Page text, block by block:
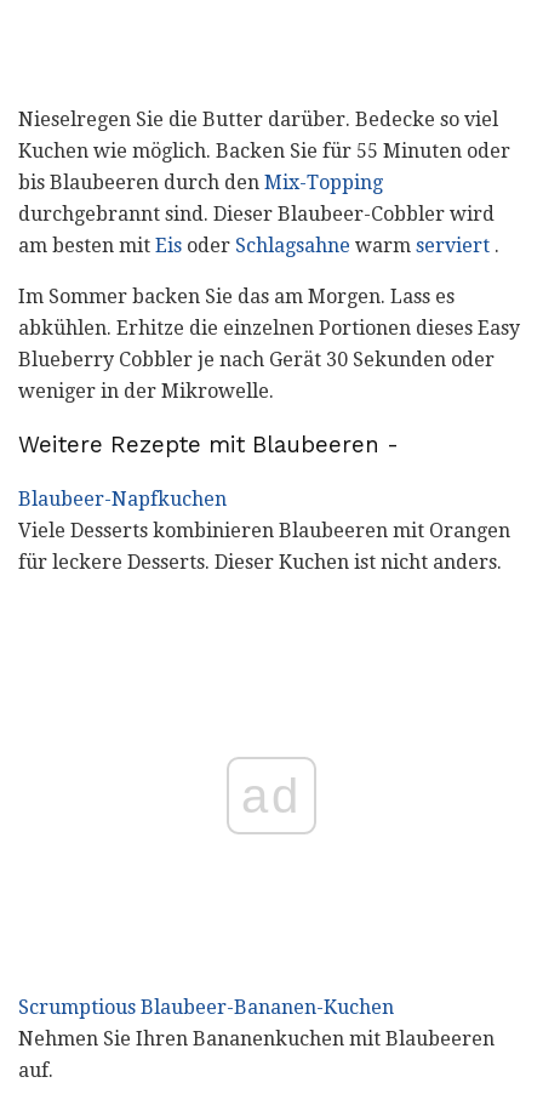
Nieselregen Sie die Butter darüber. Bedecke so viel
Kuchen wie möglich. Backen Sie für 55 Minuten oder
bis Blaubeeren durch den Mix-Topping
durchgebrannt sind. Dieser Blaubeer-Cobbler wird
am besten mit Eis oder Schlagsahne warm serviert .
Im Sommer backen Sie das am Morgen. Lass es
abkühlen. Erhitze die einzelnen Portionen dieses Easy
Blueberry Cobbler je nach Gerät 30 Sekunden oder
weniger in der Mikrowelle.
Weitere Rezepte mit Blaubeeren -
Blaubeer-Napfkuchen
Viele Desserts kombinieren Blaubeeren mit Orangen
für leckere Desserts. Dieser Kuchen ist nicht anders.
ad
Scrumptious Blaubeer-Bananen-Kuchen
Nehmen Sie Ihren Bananenkuchen mit Blaubeeren
auf.